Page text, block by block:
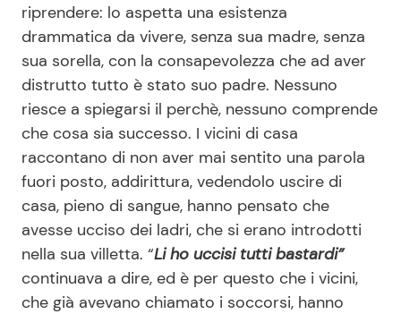
Seguici
Info
Chi siamo
Disclaimer e Privacy
Redazione
Contattaci
Pubblicità
riprendere: lo aspetta una esistenza
drammatica da vivere, senza sua madre, senza
sua sorella, con la consapevolezza che ad aver
distrutto tutto è stato suo padre. Nessuno
riesce a spiegarsi il perchè, nessuno comprende
che cosa sia successo. I vicini di casa
raccontano di non aver mai sentito una parola
fuori posto, addirittura, vedendolo uscire di
casa, pieno di sangue, hanno pensato che
avesse ucciso dei ladri, che si erano introdotti
nella sua villetta. “Li ho uccisi tutti bastardi”
continuava a dire, ed è per questo che i vicini,
che già avevano chiamato i soccorsi, hanno